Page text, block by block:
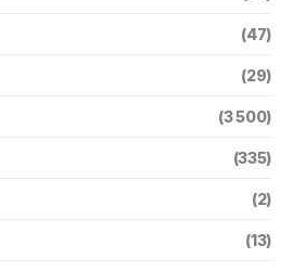
(47)
(29)
(3 500)
(335)
(2)
(13)